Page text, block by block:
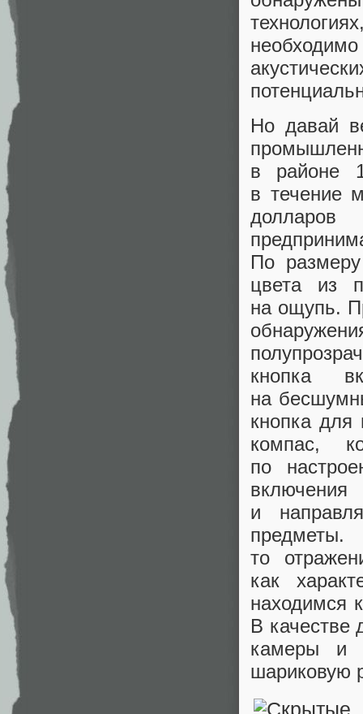
Но давай
в районе
в течение
По
цвета из
на ощупь.
кнопка
на
кнопка для
компас,
по
и
то
как
находимся
В качестве
камеры и
шариковую